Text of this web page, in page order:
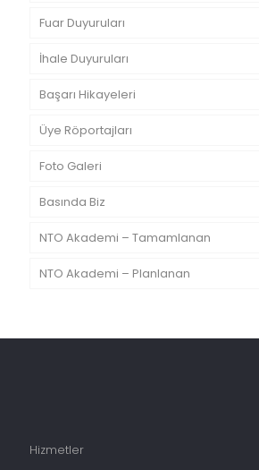
Fuar Duyuruları
İhale Duyuruları
Başarı Hikayeleri
Üye Röportajları
Foto Galeri
Basında Biz
NTO Akademi – Tamamlanan
NTO Akademi – Planlanan
Hizmetler